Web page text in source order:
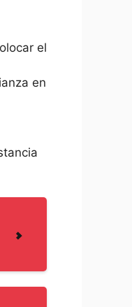
el
en